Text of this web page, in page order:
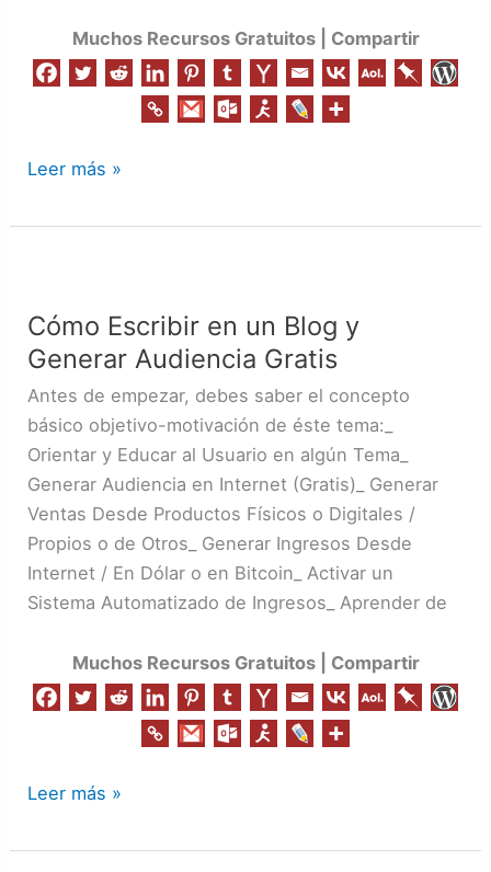
Muchos Recursos Gratuitos | Compartir
Leer más »
Cómo Escribir en un Blog y
Generar Audiencia Gratis
Antes de empezar, debes saber el concepto
básico objetivo-motivación de éste tema:_
Orientar y Educar al Usuario en algún Tema_
Generar Audiencia en Internet (Gratis)_ Generar
Ventas Desde Productos Físicos o Digitales /
Propios o de Otros_ Generar Ingresos Desde
Internet / En Dólar o en Bitcoin_ Activar un
Sistema Automatizado de Ingresos_ Aprender de
Muchos Recursos Gratuitos | Compartir
en
un
Blog
y
Generar
Audiencia
Gratis
Leer más »